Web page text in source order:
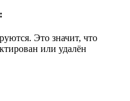
Это значит, что
или удалён